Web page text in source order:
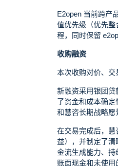
E2open 当前跨产
值优先级（优先
程，同时保留
收购融资
本次收购对价、交
新融资采用银团
了资金和成本确
和慧咨长期战略愿
在交易完成后，慧
益），并制定了
金流生成能力、
账面现金和未使用